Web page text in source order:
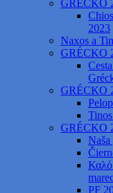
GRÉCKO
2023
Naxos a
GRÉCKO
GRÉCKO
GRÉCKO
Naša
Καλό
PF